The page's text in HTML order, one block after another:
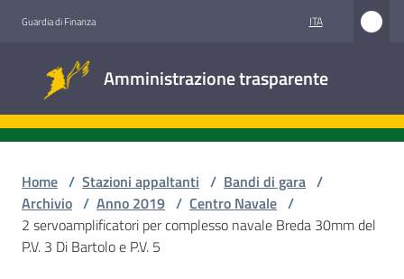
Guardia di Finanza ITA
Amministrazione trasparente
trasparente
Accesso
Home / Stazioni appaltanti / Bandi di gara /
Archivio / Anno 2019 / Centro Navale /
2 servoamplificatori per complesso navale Breda 30mm del
P.V. 3 Di Bartolo e P.V. 5